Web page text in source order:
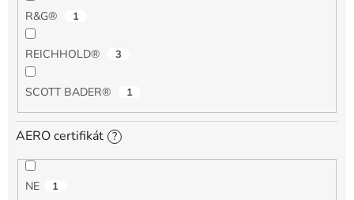
R&G® 1
REICHHOLD® 3
SCOTT BADER® 1
AERO certifikát ?
NE 1